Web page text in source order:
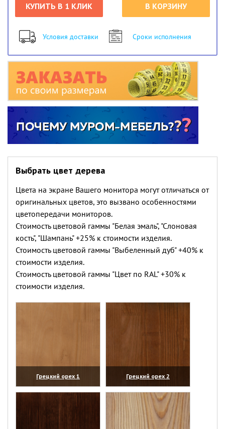
КУПИТЬ В 1 КЛИК В КОРЗИНУ
Условия доставки Сроки исполнения
Выбрать цвет дерева
Цвета на экране Вашего монитора могут отличаться от
оригинальных цветов, это вызвано особенностями
цветопередачи мониторов.
Стоимость цветовой гаммы "Белая эмаль", "Слоновая
кость", "Шампань" +25% к стоимости изделия.
Стоимость цветовой гаммы "Выбеленный дуб" +40% к
стоимости изделия.
Стоимость цветовой гаммы "Цвет по RAL" +30% к
стоимости изделия.
Грецкий орех 1
(увеличить)
Грецкий орех 2
(увеличить)